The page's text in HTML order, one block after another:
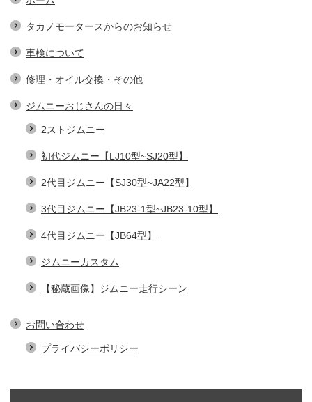
タカノモータースからのお知らせ
車検について
修理・オイル交換・その他
ジムニーおじさんの日々
2ストジムニー
初代ジムニー【LJ10型~SJ20型】
2代目ジムニー【SJ30型~JA22型】
3代目ジムニー【JB23-1型~JB23-10型】
4代目ジムニー【JB64型】
ジムニーカスタム
【秘蔵画像】ジムニー走行シーン
お問い合わせ
プライバシーポリシー